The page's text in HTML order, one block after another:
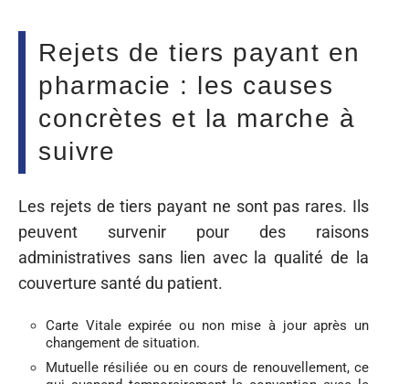
Rejets de tiers payant en
pharmacie : les causes
concrètes et la marche à
suivre
Les rejets de tiers payant ne sont pas rares. Ils
peuvent survenir pour des raisons
administratives sans lien avec la qualité de la
couverture santé du patient.
Carte Vitale expirée ou non mise à jour après un
changement de situation.
Mutuelle résiliée ou en cours de renouvellement, ce